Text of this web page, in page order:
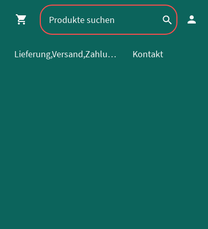
Lieferung,Versand,Zahlung
Kontakt